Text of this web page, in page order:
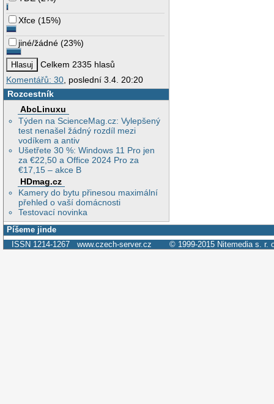
Xfce (15%)
jiné/žádné (23%)
Celkem 2335 hlasů
Komentářů: 30, poslední 3.4. 20:20
Rozcestník
AbcLinuxu
Týden na ScienceMag.cz: Vylepšený
test nenašel žádný rozdíl mezi
vodíkem a antiv
Ušetřete 30 %: Windows 11 Pro jen
za €22,50 a Office 2024 Pro za
€17,15 – akce B
HDmag.cz
Kamery do bytu přinesou maximální
přehled o vaší domácnosti
Testovací novinka
Píšeme jinde
ISSN 1214-1267 www.czech-server.cz © 1999-2015 Nitemedia s. r.